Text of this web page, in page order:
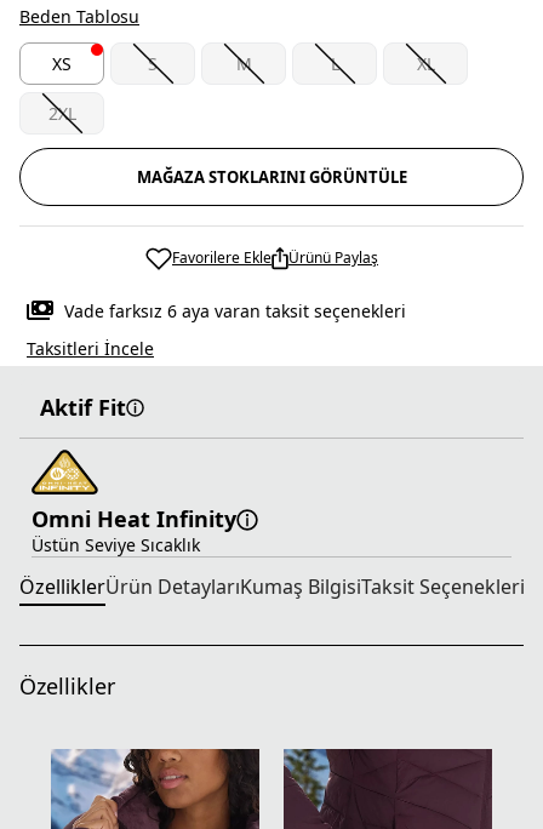
Beden Tablosu
XS S M L XL
2XL
MAĞAZA STOKLARINI GÖRÜNTÜLE
Favorilere Ekle Ürünü Paylaş
Vade farksız 6 aya varan taksit seçenekleri
Taksitleri İncele
Aktif Fit
Omni Heat Infinity
Üstün Seviye Sıcaklık
ÖzelliklerÜrün DetaylarıKumaş BilgisiTaksit Seçenekleri
Özellikler